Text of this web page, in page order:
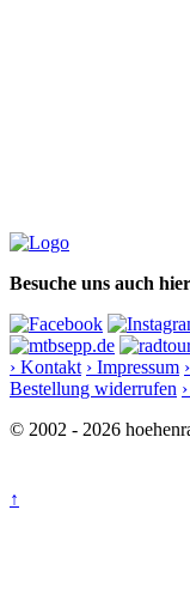
Besuche uns auch
› Kontakt › Impressum
Bestellung widerrufen
© 2002 - 2026
↑